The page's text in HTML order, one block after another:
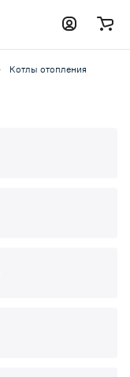
Котлы отопления